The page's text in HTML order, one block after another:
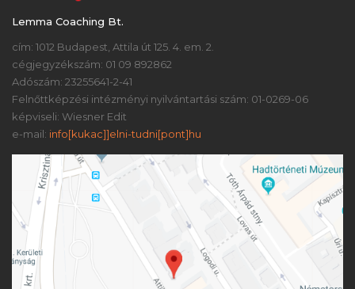
Lemma Coaching Bt.
cím: 1012 Budapest, Attila út 125. 4. em. 2.
cégjegyzékszám: 01 09 892862
Adószám: 23255641-2-41
Felnőttképzési intézményi nyilvántartási szám: 01-0269-06
képviseli: Wiesner Edit
e-mail: info[kukac]]elni-tudni[pont]hu